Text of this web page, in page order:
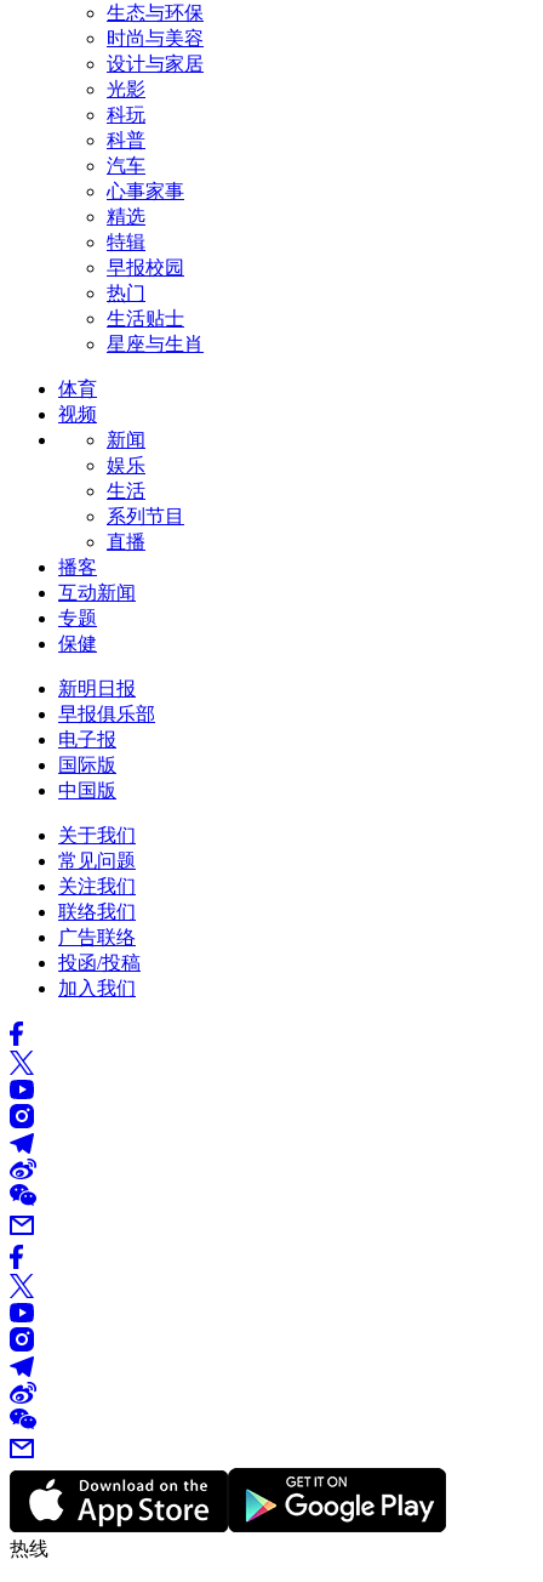
生态与环保
时尚与美容
设计与家居
光影
科玩
科普
汽车
心事家事
精选
特辑
早报校园
热门
生活贴士
星座与生肖
体育
视频
新闻
娱乐
生活
系列节目
直播
播客
互动新闻
专题
保健
新明日报
早报俱乐部
电子报
国际版
中国版
关于我们
常见问题
关注我们
联络我们
广告联络
投函/投稿
加入我们
热线